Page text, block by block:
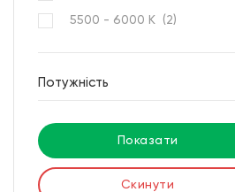
5500 - 6000 K (2)
Потужність
Показати
Скинути